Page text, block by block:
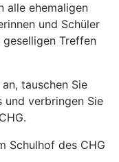
alle ehemaligen
und Schüler
geselligen Treffen
an, tauschen Sie
und verbringen Sie
Schulhof des CHG